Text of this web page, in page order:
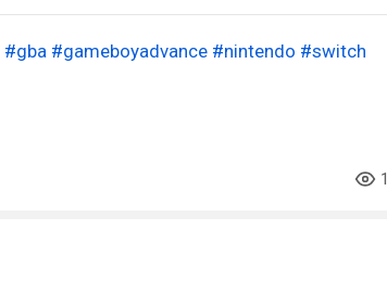
#gba #gameboyadvance #nintendo #switch